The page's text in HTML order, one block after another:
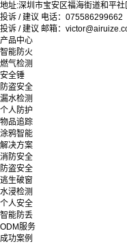
地址:深圳市宝安区福海街道和平
投诉 / 建议 电话：075586299662
投诉 / 建议 邮箱：
产品中心
智能防火
燃气检测
安全锤
防盗安全
漏水检测
个人防护
物品追踪
涂鸦智能
解决方案
消防安全
防盗安全
逃生破窗
水浸检测
个人安全
智能防丢
ODM服务
成功案例